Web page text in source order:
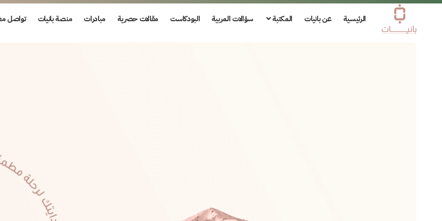
الرئيسية عن بانيات المكتبة سؤالات المربية البودكاست مقالات حصرية مبادرات منصة بانيات تواصل